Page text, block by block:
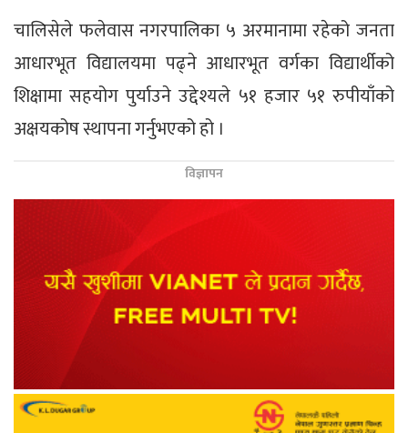
चालिसेले फलेवास नगरपालिका ५ अरमानामा रहेको जनता
आधारभूत विद्यालयमा पढ्ने आधारभूत वर्गका विद्यार्थीको
शिक्षामा सहयोग पुर्याउने उद्देश्यले ५१ हजार ५१ रुपीयाँको
अक्षयकोष स्थापना गर्नुभएको हो ।
विज्ञापन